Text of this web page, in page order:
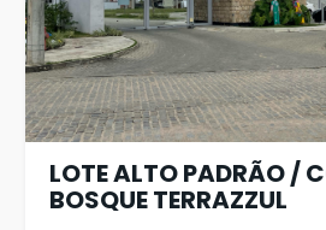
LOTE ALTO PADRÃO /
BOSQUE TERRAZZUL